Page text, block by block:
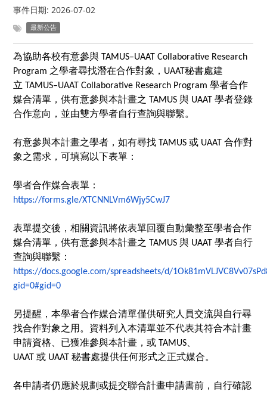
事件日期: 2026-07-02
最新公告
為協助各校有意參與 TAMUS–UAAT Collaborative Research
Program 之學者尋找潛在合作對象，UAAT秘書處建
立 TAMUS–UAAT Collaborative Research Program 學者合作
媒合清單，供有意參與本計畫之 TAMUS 與 UAAT 學者登錄
合作意向，並由雙方學者自行查詢與聯繫。
有意參與本計畫之學者，如有尋找 TAMUS 或 UAAT 合作對
象之需求，可填寫以下表單：
學者合作媒合表單：
https://forms.gle/XTCNNLVm6Wjy5CwJ7
表單提交後，相關資訊將依表單回覆自動彙整至學者合作
媒合清單， 供有意參與本計畫之 TAMUS 與 UAAT 學者自行
查詢與聯繫：
https://docs.google.com/spreadsheets/d/
gid=0#gid=0
另提醒， 本學者合作媒合清單僅供研究人員交流與自行尋
找合作對象之用。 資料列入本清單並不代表其符合本計畫
申請資格、 已獲准參與本計畫，或 TAMUS、
UAAT 或 UAAT 秘書處提供任何形式之正式媒合。
各申請者仍應於規劃或提交聯合計畫申請書前，
自行確認